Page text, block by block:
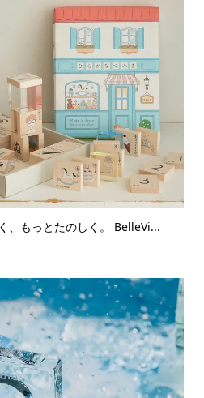
、もっとたのしく。 BelleVi...